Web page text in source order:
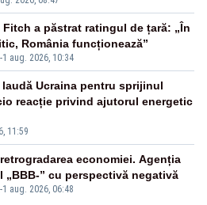
-1 aug. 2026, 10:34
a păstrat ratingul de țară: „În
România funcționează”
11:59
Ucraina pentru sprijinul
reacție privind ajutorul energetic
-1 aug. 2026, 06:48
economiei. Agenția
” cu perspectivă negativă